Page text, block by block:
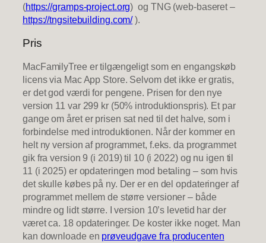
(https://gramps-project.org) og TNG (web-baseret –
https://tngsitebuilding.com/).
Pris
MacFamilyTree er tilgængeligt som en engangskøb
licens via Mac App Store. Selvom det ikke er gratis,
er det god værdi for pengene. Prisen for den nye
version 11 var 299 kr (50% introduktionspris). Et par
gange om året er prisen sat ned til det halve, som i
forbindelse med introduktionen. Når der kommer en
helt ny version af programmet, f.eks. da programmet
gik fra version 9 (i 2019) til 10 (i 2022) og nu igen til
11 (i 2025) er opdateringen mod betaling – som hvis
det skulle købes på ny. Der er en del opdateringer af
programmet mellem de større versioner – både
mindre og lidt større. I version 10’s levetid har der
været ca. 18 opdateringer. De koster ikke noget. Man
kan downloade en prøveudgave fra producenten